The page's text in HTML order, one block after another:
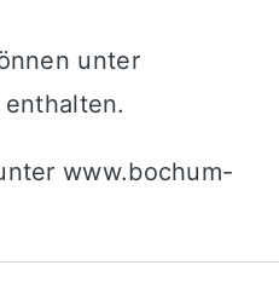
unter
www.bochum-